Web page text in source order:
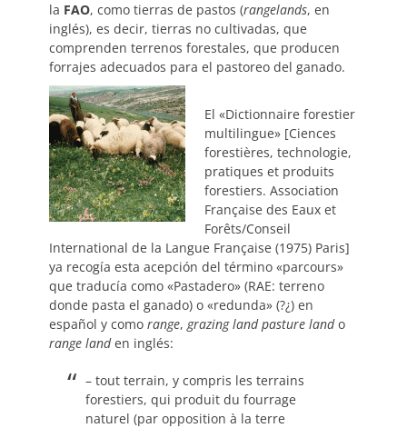
la FAO, como tierras de pastos (rangelands, en
inglés), es decir, tierras no cultivadas, que
comprenden terrenos forestales, que producen
forrajes adecuados para el pastoreo del ganado.
El «Dictionnaire forestier
multilingue» [Ciences
forestières, technologie,
pratiques et produits
forestiers. Association
Française des Eaux et
Forêts/Conseil
International de la Langue Française (1975) Paris]
ya recogía esta acepción del término «parcours»
que traducía como «Pastadero» (RAE: terreno
donde pasta el ganado) o «redunda» (?¿) en
español y como range, grazingland pasture lando
range landen inglés:
– tout terrain, y compris les terrains
forestiers, qui produit du fourrage
naturel (par opposition à la terre